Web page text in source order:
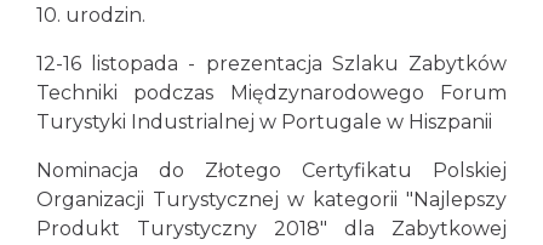
10. urodzin.
12-16 listopada - prezentacja Szlaku Zabytków
Techniki podczas Międzynarodowego Forum
Turystyki Industrialnej w Portugale w Hiszpanii
Nominacja do Złotego Certyfikatu Polskiej
Organizacji Turystycznej w kategorii "Najlepszy
Produkt Turystyczny 2018" dla Zabytkowej